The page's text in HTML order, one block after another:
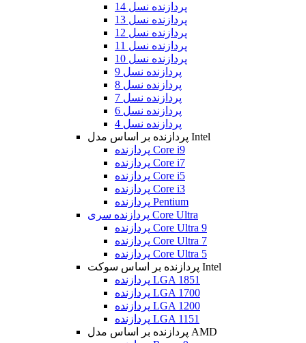
پردازنده نسل 14
پردازنده نسل 13
پردازنده نسل 12
پردازنده نسل 11
پردازنده نسل 10
پردازنده نسل 9
پردازنده نسل 8
پردازنده نسل 7
پردازنده نسل 6
پردازنده نسل 4
پردازنده بر اساس مدل Intel
پردازنده Core i9
پردازنده Core i7
پردازنده Core i5
پردازنده Core i3
پردازنده Pentium
پردازنده سری Core Ultra
پردازنده Core Ultra 9
پردازنده Core Ultra 7
پردازنده Core Ultra 5
پردازنده بر اساس سوکت Intel
پردازنده LGA 1851
پردازنده LGA 1700
پردازنده LGA 1200
پردازنده LGA 1151
پردازنده بر اساس مدل AMD